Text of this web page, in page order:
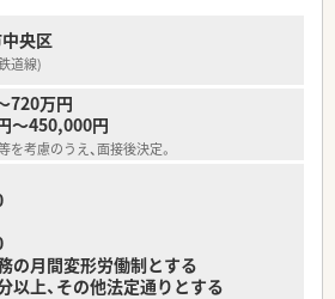
は入社時から付与。
度、メモリアル休暇、サポート休暇、ボランテ
度に最低1回、連続5日間年次有給休暇を取得
金制度として導入しており、老後の生活に役
制度があります。
度：病気やケガで長期にわたって働けなくな
支給されます。
サポートシステムを標準導入
者の在籍している店舗も多数あり、ピッキン
非薬剤師が行います。
】
師として想定年収は500万円から720万円と
経験やスキルを面接にて正当に評価して決定
年間休日数は123日を確保しており、仕事と
和を高い水準で保ちたい方に最適な就業条件
家族手当、皆勤手当など各種諸手当が非常に
した生活基盤を築きながら長く勤務いただけ
央区
道線)
720万円
～450,000円
を考慮のうえ、面接後決定。
の月間変形労働制とする
以上、その他法定通りとする